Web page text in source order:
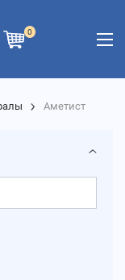
0
Аметист